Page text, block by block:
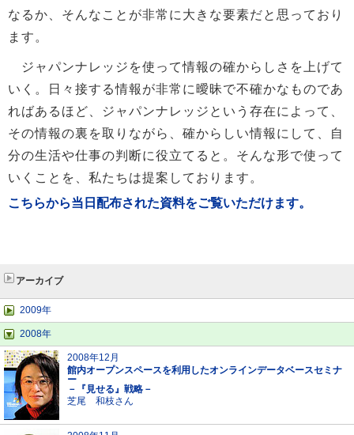
なるか、そんなことが非常に大きな要素だと思っており
ます。
ジャパンナレッジを使って情報の確からしさを上げて
いく。日々接する情報が非常に曖昧で不確かなものであ
ればあるほど、ジャパンナレッジという存在によって、
その情報の裏を取りながら、確からしい情報にして、自
分の生活や仕事の判断に役立てると。そんな形で使って
いくことを、私たちは提案しております。
こちらから当日配布された資料をご覧いただけます。
アーカイブ
2009年
2008年
2008年12月
館内オープンスペースを利用したオンラインデータベースセミナ
ー
－『見せる』戦略－
芝尾 和枝さん